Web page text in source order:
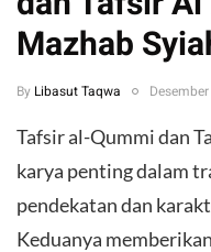
Mazhab
By Libasut Taqwa
Tafsir al-Qummi dan
karya penting dalam
pendekatan dan
Keduanya